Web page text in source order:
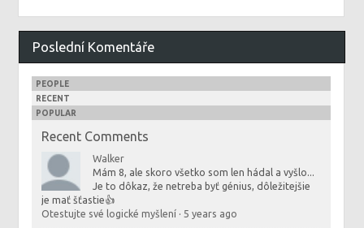
Poslední Komentáře
PEOPLE
RECENT
POPULAR
Recent Comments
Walker
Mám 8, ale skoro všetko som len hádal a vyšlo...
Je to dôkaz, že netreba byť génius, dôležitejšie
je mať šťastie👍
Otestujte své logické myšlení · 5 years ago